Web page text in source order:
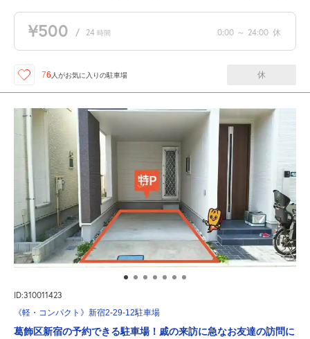
¥500 / 24 時間 0:00 ～ 24:00 休
76 人がお気に入りの駐車場 休
ID:310011423
《軽・コンパクト》新宿2-29-12駐車場
葛飾区新宿の予約できる駐車場！戚の来訪に急なお友達の訪問に